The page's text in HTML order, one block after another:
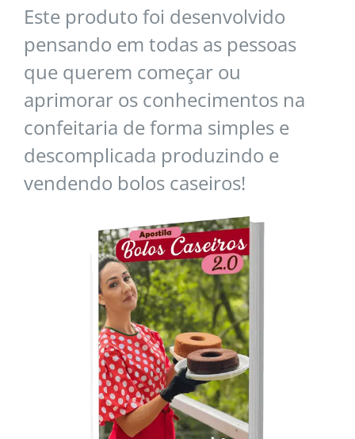
Este produto foi desenvolvido
pensando em todas as pessoas
que querem começar ou
aprimorar os conhecimentos na
confeitaria de forma simples e
descomplicada produzindo e
vendendo bolos caseiros!